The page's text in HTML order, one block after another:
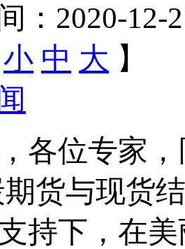
：2020-12-
小 中 大 】
各位专家
与现货结
持下，在